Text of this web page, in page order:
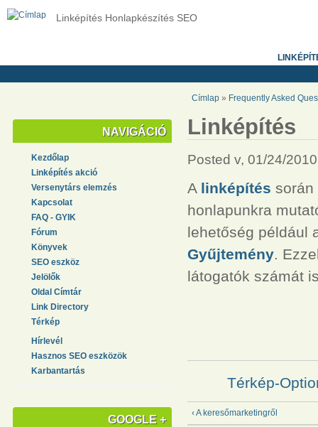
Linképítés Honlapkészítés SEO
Címlap» Frequently Asked
NAVIGÁCIÓ
Kezdőlap
Linképítés akció
Versenytárs elemzés
Kapcsolat
FAQ - GYIK
Fórum
Könyvek
SEO eszköz
Jelölők
Oldal Címtár
Link Directory
Térkép
Hírlevél
Hasznos SEO eszközök
Karbantartás
GOOGLE +
Linképítés
Posted v, 01/24/
A linképítés során
honlapunkra
lehetőség például
Gyűjtemény.
látogatók számát
Térkép-
‹ A keresőmarketingről